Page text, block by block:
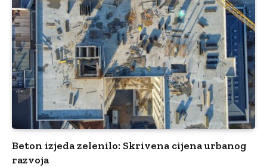
Beton izjeda zelenilo: Skrivena cijena urbanog
razvoja